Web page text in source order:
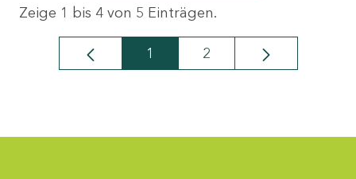
Zeige 1 bis 4 von 5 Einträgen.
Seite
1 Seite
2